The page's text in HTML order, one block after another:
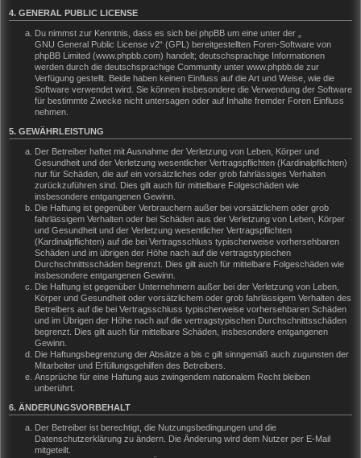
4. GENERAL PUBLIC LICENSE
Du nimmst zur Kenntnis, dass es sich bei phpBB um eine unter der „
GNU General Public License v2“ (GPL) bereitgestellten Foren-Software von
phpBB Limited (www.phpbb.com) handelt; deutschsprachige Informationen
werden durch die deutschsprachige Community unter www.phpbb.de zur
Verfügung gestellt. Beide haben keinen Einfluss auf die Art und Weise, wie die
Software verwendet wird. Sie können insbesondere die Verwendung der Software
für bestimmte Zwecke nicht untersagen oder auf Inhalte fremder Foren Einfluss
nehmen.
5. GEWÄHRLEISTUNG
Der Betreiber haftet mit Ausnahme der Verletzung von Leben, Körper und
Gesundheit und der Verletzung wesentlicher Vertragspflichten (Kardinalpflichten)
nur für Schäden, die auf ein vorsätzliches oder grob fahrlässiges Verhalten
zurückzuführen sind. Dies gilt auch für mittelbare Folgeschäden wie
insbesondere entgangenen Gewinn.
Die Haftung ist gegenüber Verbrauchern außer bei vorsätzlichem oder grob
fahrlässigem Verhalten oder bei Schäden aus der Verletzung von Leben, Körper
und Gesundheit und der Verletzung wesentlicher Vertragspflichten
(Kardinalpflichten) auf die bei Vertragsschluss typischerweise vorhersehbaren
Schäden und im übrigen der Höhe nach auf die vertragstypischen
Durchschnittsschäden begrenzt. Dies gilt auch für mittelbare Folgeschäden wie
insbesondere entgangenen Gewinn.
Die Haftung ist gegenüber Unternehmern außer bei der Verletzung von Leben,
Körper und Gesundheit oder vorsätzlichem oder grob fahrlässigem Verhalten des
Betreibers auf die bei Vertragsschluss typischerweise vorhersehbaren Schäden
und im Übrigen der Höhe nach auf die vertragstypischen Durchschnittsschäden
begrenzt. Dies gilt auch für mittelbare Schäden, insbesondere entgangenen
Gewinn.
Die Haftungsbegrenzung der Absätze a bis c gilt sinngemäß auch zugunsten der
Mitarbeiter und Erfüllungsgehilfen des Betreibers.
Ansprüche für eine Haftung aus zwingendem nationalem Recht bleiben
unberührt.
6. ÄNDERUNGSVORBEHALT
Der Betreiber ist berechtigt, die Nutzungsbedingungen und die
Datenschutzerklärung zu ändern. Die Änderung wird dem Nutzer per E-Mail
mitgeteilt.